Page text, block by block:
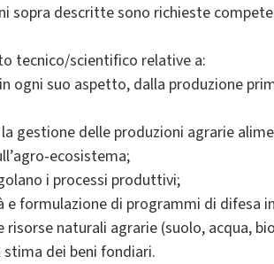
sopra descritte sono richieste
tecnico/scientifico relative a:
ogni suo aspetto, dalla produzione
gestione delle produzioni agrarie
ecosistema;
i processi produttivi;
e formulazione di programmi di difesa
risorse naturali agrarie (suolo, acqua,
dei beni fondiari.